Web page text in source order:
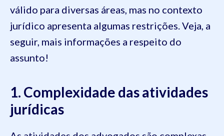
válido para diversas áreas, mas no contexto
jurídico apresenta algumas restrições. Veja, a
seguir, mais informações a respeito do
assunto!
1. Complexidade das atividades
jurídicas